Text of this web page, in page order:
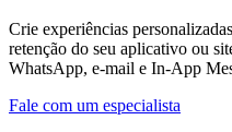
Crie experiências
retenção do seu aplicativo ou
WhatsApp, e-mail e In-App
Fale com um especialista